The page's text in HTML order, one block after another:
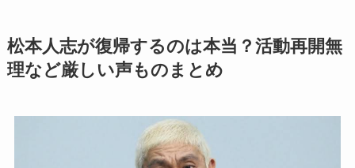
松本人志が復帰するのは本当？活動再開無
理など厳しい声ものまとめ